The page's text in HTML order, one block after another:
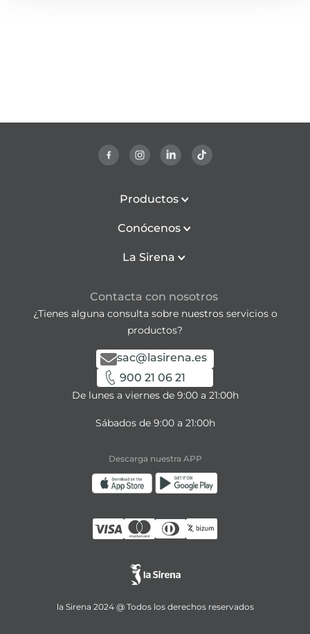
Productos
Conócenos
La Sirena
Contacta con nosotros
¿Tienes alguna consulta sobre nuestros servicios o
productos?
sac@lasirena.es
900 21 06 21
De lunes a viernes de 9:00 a 21:00h
Sábados de 9:00 a 21:00h
Descarga nuestra APP
la Sirena 2024 @ Todos los derechos reservados